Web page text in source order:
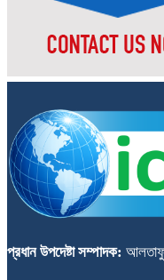
প্রধান উপদেষ্টা সম্পাদক: